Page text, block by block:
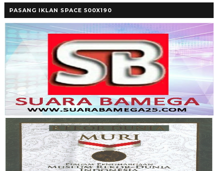
PASANG IKLAN SPACE 500X190